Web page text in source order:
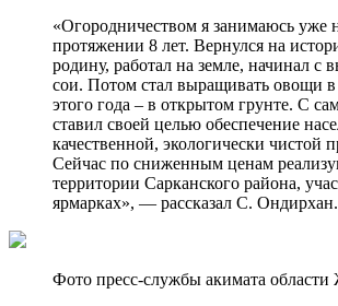
«Огородничеством я занимаюсь уже
протяжении 8 лет. Вернулся на
родину, работал на земле, начинал с
сои. Потом стал выращивать овощи в
этого года – в открытом грунте. С
ставил своей целью обеспечение
качественной, экологически чистой
Сейчас по сниженным ценам
территории Сарканского района,
ярмарках», — рассказал С. Ондирхан.
Фото пресс-службы акимата области